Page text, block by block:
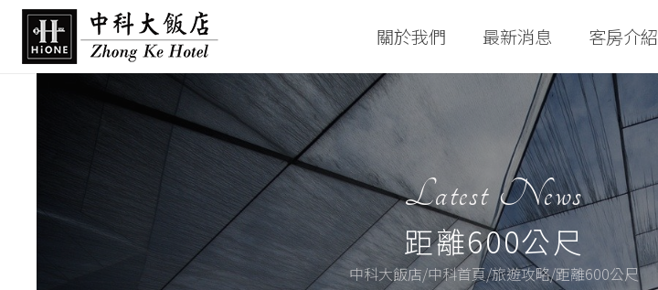
關於我們 最新消息 客房介紹
Latest News
距離600公尺
中科大飯店/中科首頁/旅遊攻略/距離600公尺